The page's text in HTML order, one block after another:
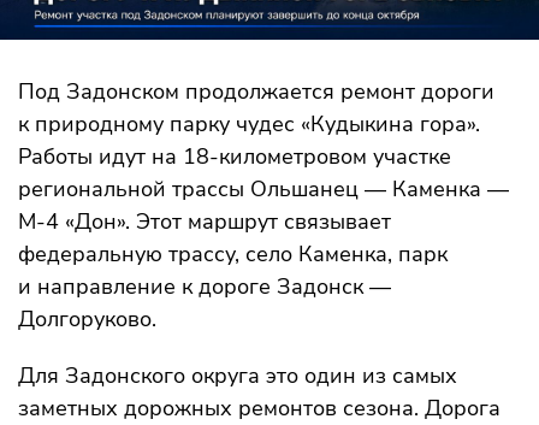
Под Задонском продолжается ремонт дороги
к природному парку чудес «Кудыкина гора».
Работы идут на 18-километровом участке
региональной трассы Ольшанец — Каменка —
М-4 «Дон». Этот маршрут связывает
федеральную трассу, село Каменка, парк
и направление к дороге Задонск —
Долгоруково.
Для Задонского округа это один из самых
заметных дорожных ремонтов сезона. Дорога